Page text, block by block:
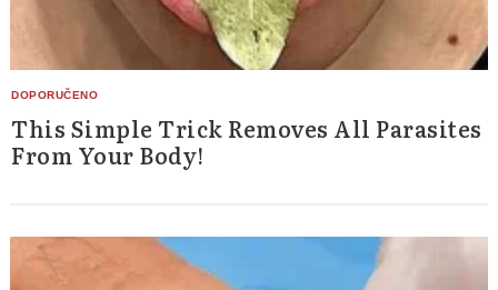
This Simple Trick Removes All Parasites
From Your Body!